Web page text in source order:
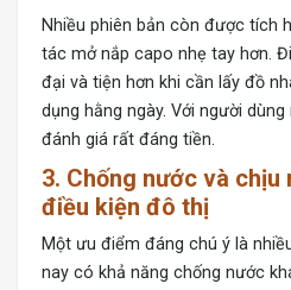
Nhiều phiên bản còn được tích
tác mở nắp capo nhẹ tay hơn.
đại và tiện hơn khi cần lấy đồ
dụng hằng ngày. Với người
đánh giá rất đáng tiền.
3. Chống nước và
điều kiện đô thị
Một ưu điểm đáng chú ý là
nay có khả năng chống nước